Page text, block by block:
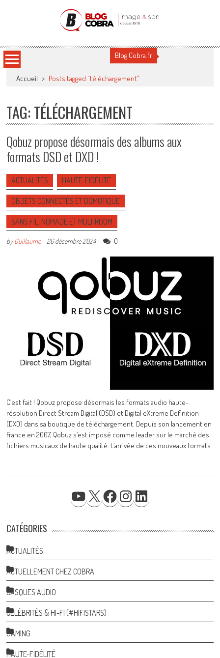
Blog Cobra
Blog Cobra.fr
Accueil > Posts tagged "téléchargement"
TAG: TÉLÉCHARGEMENT
Qobuz propose désormais des albums aux
formats DSD et DXD !
ACTUALITÉS HAUTE-FIDÉLITÉ
OBJETS CONNECTÉS ET DOMOTIQUE
SANS FIL, NOMADE ET MULTIROOM
byGuillaume- 26 décembre 2024 0
C’est fait ! Qobuz propose désormais les formats audio haute-
résolution Direct Stream Digital (DSD) et Digital eXtreme Definition
(DXD) dans sa boutique de téléchargement. Depuis son lancement en
France en 2007, Qobuz s’est imposé comme leader sur le marché des
fichiers musicaux de haute qualité. L’arrivée de ces nouveaux formats
YOUTUBE
CATÉGORIES
ACTUALITÉS
ACTUELLEMENT CHEZ COBRA
CASQUES AUDIO
CÉLÉBRITÉS & HI-FI (#HIFISTARS)
GAMING
HAUTE-FIDÉLITÉ